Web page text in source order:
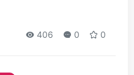
406 0 0